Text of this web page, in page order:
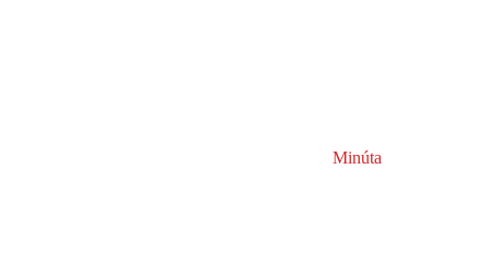
Minúta